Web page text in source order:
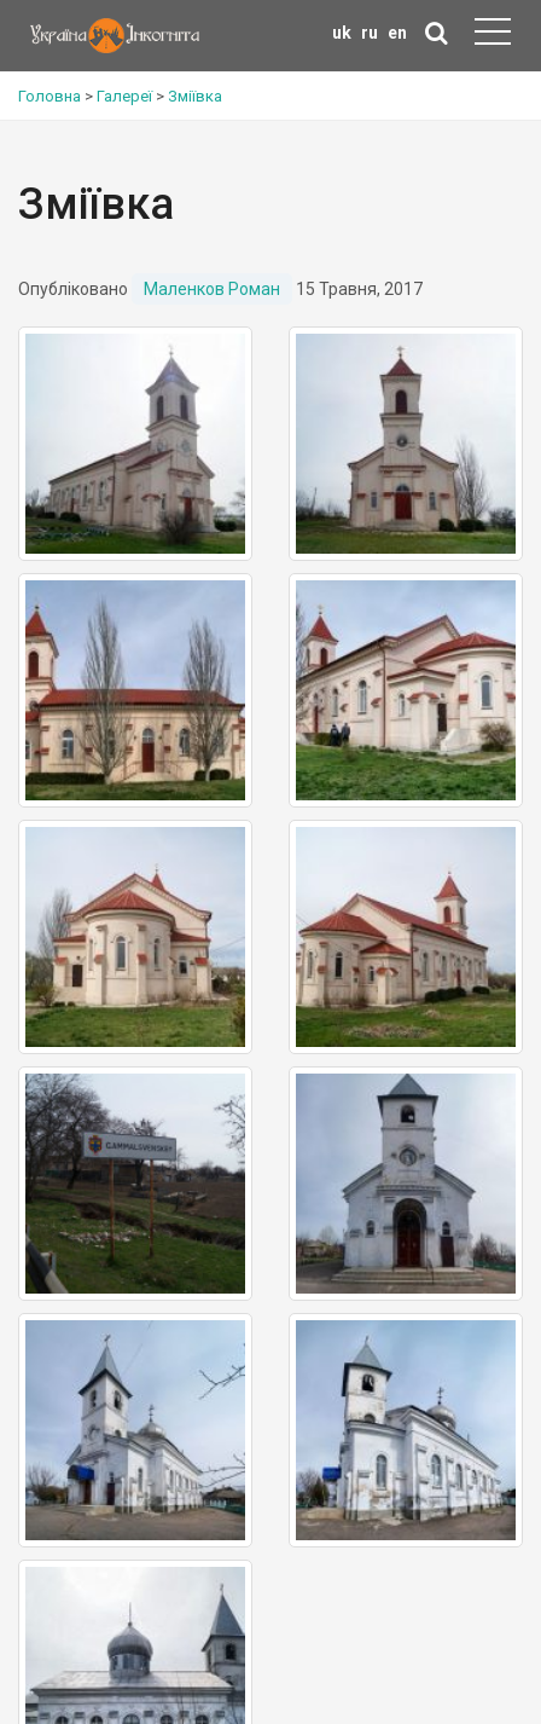
uk ru en
Головна > Галереї> Зміївка
Зміївка
Опубліковано Маленков Роман 15 Травня, 2017